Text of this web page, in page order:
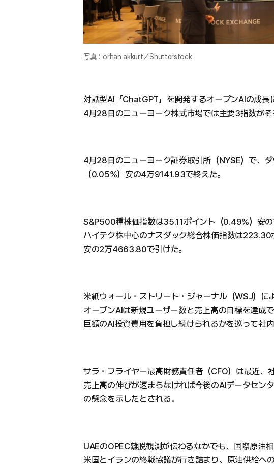
写真：orhan akkurt／Shutterstock
対話型AI「ChatGPT」を開発するオープンAIの成長
4月28日のニューヨーク株式市場では主要3指数がそ
4月28日のニューヨーク証券取引所（NYSE）で、
（0.05%）安の4万9141.93で終えた。
S&P500種株価指数は35.11ポイント（0.49%）安の
ハイテク株中心のナスダック総合株価指数は223.30
安の2万4663.80で引けた。
米紙ウォール・ストリート・ジャーナル（WSJ）に
オープンAIは新規ユーザー数と売上高の目標を達成で
巨額のAI投資費用を負担し続けられるかを巡って社
サラ・フライヤー最高財務責任者（CFO）は最近、
売上高の伸びが速まらなければ今後のAIデータセン
の懸念を示したとされる。
UAEのOPEC離脱観測が伝わるなかでも、国際原油相
米国とイランの終戦協議が行き詰まり、原油供給へ